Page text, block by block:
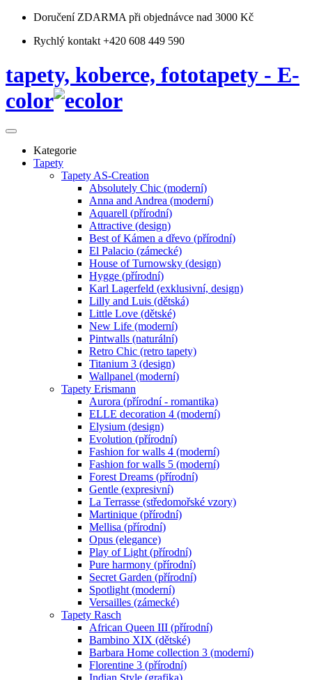
Doručení ZDARMA při objednávce nad 3000 Kč
Rychlý kontakt +420 608 449 590
tapety, koberce, fototapety - E-
color
Kategorie
Tapety
Tapety AS-Creation
Absolutely Chic (moderní)
Anna and Andrea (moderní)
Aquarell (přírodní)
Attractive (design)
Best of Kámen a dřevo (přírodní)
El Palacio (zámecké)
House of Turnowsky (design)
Hygge (přírodní)
Karl Lagerfeld (exklusivní, design)
Lilly and Luis (dětská)
Little Love (dětské)
New Life (moderní)
Pintwalls (naturální)
Retro Chic (retro tapety)
Titanium 3 (design)
Wallpanel (moderní)
Tapety Erismann
Aurora (přírodní - romantika)
ELLE decoration 4 (moderní)
Elysium (design)
Evolution (přírodní)
Fashion for walls 4 (moderní)
Fashion for walls 5 (moderní)
Forest Dreams (přírodní)
Gentle (expresivní)
La Terrasse (středomořské vzory)
Martinique (přírodní)
Mellisa (přírodní)
Opus (elegance)
Play of Light (přírodní)
Pure harmony (přírodní)
Secret Garden (přírodní)
Spotlight (moderní)
Versailles (zámecké)
Tapety Rasch
African Queen III (přírodní)
Bambino XIX (dětské)
Barbara Home collection 3 (moderní)
Florentine 3 (přírodní)
Indian Style (grafika)